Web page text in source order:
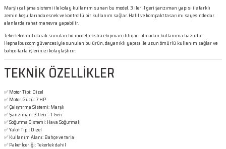
Marşlı çalışma sistemi ile kolay kullanım sunan bu model, 3 ileri 1 geri şanzıman yapısı ile farklı
zemin koşullarında esnek ve kontrollü bir kullanım sağlar. Hafif ve kompakt tasarımı sayesinde dar
alanlarda rahat manevra yapabilir.
Tekerlek dahil olarak sunulan bu model, ekstra ekipman ihtiyacı olmadan kullanıma hazırdır.
Hepnalbur.com güvencesiyle sunulan bu ürün, dayanıklı yapısı ile uzun ömürlü kullanım sağlar ve
bahçe-tarla işlerinizi kolaylaştırır.
TEKNİK ÖZELLİKLER
✅ Motor Tipi: Dizel
✅ Motor Gücü: 7 HP
✅ Çalıştırma Sistemi: Marşlı
✅ Şanzıman: 3 İleri – 1 Geri
✅ Soğutma Sistemi: Hava Soğutmalı
✅ Yakıt Tipi: Dizel
✅ Kullanım Alanı: Bahçe ve tarla
✅ Paket İçeriği: Tekerlek dahil